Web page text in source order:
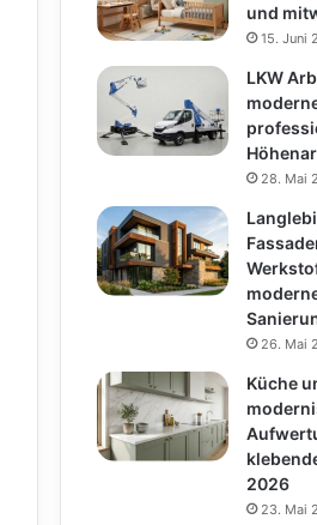
und
15. Juni
LKW
28. Mai
26. Mai
Küche
2026
23. Mai